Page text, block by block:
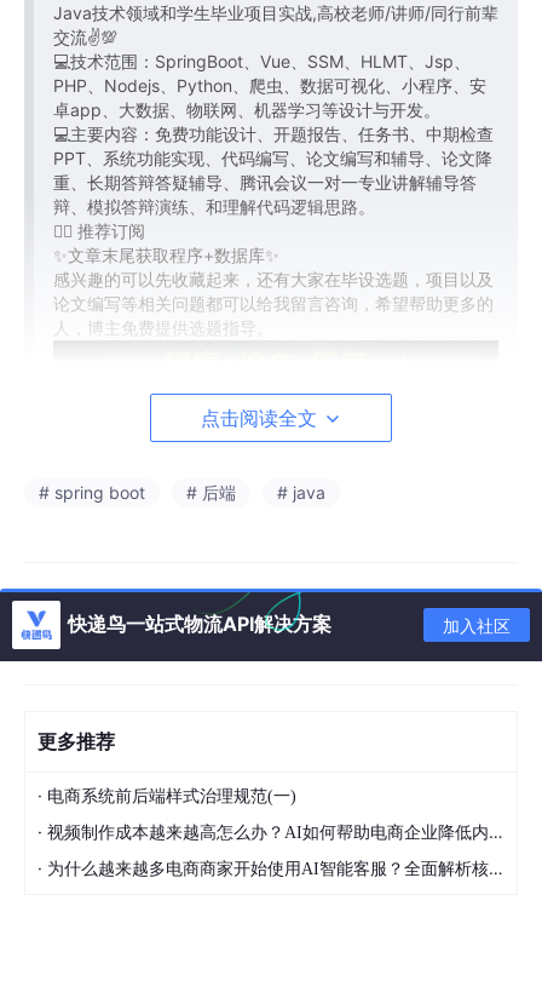
Java技术领域和学生毕业项目实战,高校老师/讲师/同行前辈
交流✌💯
💻技术范围：SpringBoot、Vue、SSM、HLMT、Jsp、
PHP、Nodejs、Python、爬虫、数据可视化、小程序、安
卓app、大数据、物联网、机器学习等设计与开发。
💻主要内容：免费功能设计、开题报告、任务书、中期检查
PPT、系统功能实现、代码编写、论文编写和辅导、论文降
重、长期答辩答疑辅导、腾讯会议一对一专业讲解辅导答
辩、模拟答辩演练、和理解代码逻辑思路。
👇🏻 推荐订阅
✨文章末尾获取程序+数据库✨
感兴趣的可以先收藏起来，还有大家在毕设选题，项目以及
论文编写等相关问题都可以给我留言咨询，希望帮助更多的
人，博主免费提供选题指导。
详细视频演示
请联系我获取更详细的演示视频
项目介绍
点击阅读全文
# spring boot # 后端 # java
快递鸟一站式物流API解决方案 加入社区
更多推荐
· 电商系统前后端样式治理规范(一)
· 视频制作成本越来越高怎么办？AI如何帮助电商企业降低内容生产压力
· 为什么越来越多电商商家开始使用AI智能客服？全面解析核心优势